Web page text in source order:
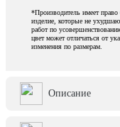
*Производитель имеет право
изделие, которые не
работ по
цвет может отличаться от
изменения по размерам.
Описание